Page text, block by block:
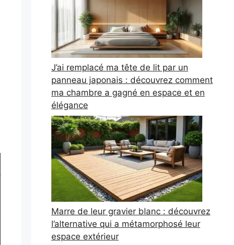
J’ai remplacé ma tête de lit par un
panneau japonais : découvrez comment
ma chambre a gagné en espace et en
élégance
Marre de leur gravier blanc : découvrez
l’alternative qui a métamorphosé leur
espace extérieur